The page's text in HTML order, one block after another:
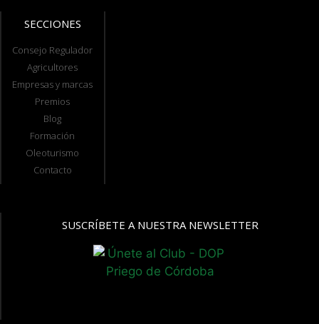
SECCIONES
Consejo Regulador
Agricultores
Empresas y marcas
Premios
Blog
Formación
Oleoturismo
Contacto
SUSCRÍBETE A NUESTRA NEWSLETTER